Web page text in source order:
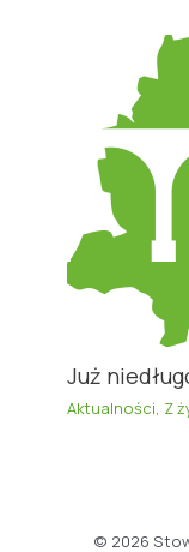
Już
Aktualności, Z
© 2026